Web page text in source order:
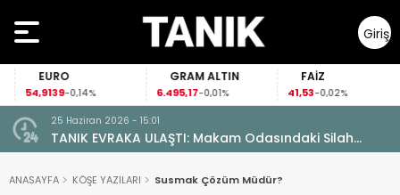
Giriş
Yap
EURO
54,9139-0,14%
GRAM ALTIN
6.495,17-0,01%
FAİZ
41,53-0,02%
25 Haziran 2026 - 15:01
TANIK EVRAKA ULAŞTI: Makam Odasındaki Silah
Ruhsatsız Çıktı!
ANASAYFA KÖŞE YAZILARI Susmak Çözüm Müdür?